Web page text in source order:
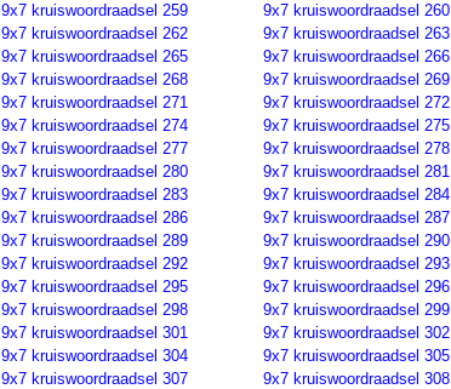
9x7 kruiswoordraadsel 259
9x7 kruiswoordraadsel 260
9x7 kruiswoordraadsel 262
9x7 kruiswoordraadsel 263
9x7 kruiswoordraadsel 265
9x7 kruiswoordraadsel 266
9x7 kruiswoordraadsel 268
9x7 kruiswoordraadsel 269
9x7 kruiswoordraadsel 271
9x7 kruiswoordraadsel 272
9x7 kruiswoordraadsel 274
9x7 kruiswoordraadsel 275
9x7 kruiswoordraadsel 277
9x7 kruiswoordraadsel 278
9x7 kruiswoordraadsel 280
9x7 kruiswoordraadsel 281
9x7 kruiswoordraadsel 283
9x7 kruiswoordraadsel 284
9x7 kruiswoordraadsel 286
9x7 kruiswoordraadsel 287
9x7 kruiswoordraadsel 289
9x7 kruiswoordraadsel 290
9x7 kruiswoordraadsel 292
9x7 kruiswoordraadsel 293
9x7 kruiswoordraadsel 295
9x7 kruiswoordraadsel 296
9x7 kruiswoordraadsel 298
9x7 kruiswoordraadsel 299
9x7 kruiswoordraadsel 301
9x7 kruiswoordraadsel 302
9x7 kruiswoordraadsel 304
9x7 kruiswoordraadsel 305
9x7 kruiswoordraadsel 307
9x7 kruiswoordraadsel 308